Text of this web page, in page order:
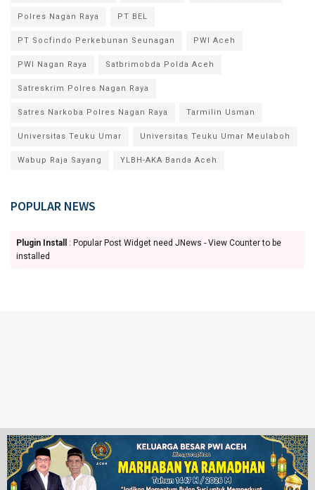
Polres Nagan Raya PT BEL
PT Socfindo Perkebunan Seunagan PWI Aceh
PWI Nagan Raya Satbrimobda Polda Aceh
Satreskrim Polres Nagan Raya
Satres Narkoba Polres Nagan Raya Tarmilin Usman
Universitas Teuku Umar Universitas Teuku Umar Meulaboh
Wabup Raja Sayang YLBH-AKA Banda Aceh
POPULAR NEWS
Plugin Install
: Popular Post Widget need JNews - View Counter to be
installed
Ketentuan Penggunaan Redaksi